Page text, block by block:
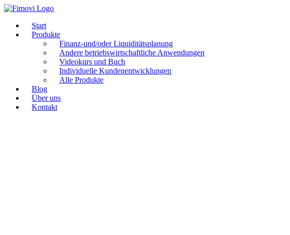
Zum
springen
Start
Produkte
Finanz-und/oder Liquiditätsplanung
Andere betriebswirtschaftliche Anwendungen
Videokurs und Buch
Individuelle Kundenentwicklungen
Alle Produkte
Blog
Über uns
Kontakt